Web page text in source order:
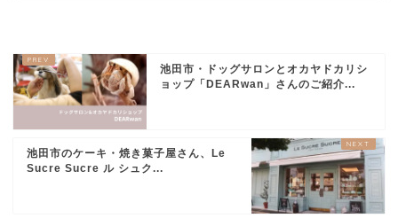
池田市・ドッグサロンとオカヤドカリシ
ョップ「DEARwan」さんのご紹介...
池田市のケーキ・焼き菓子屋さん、Le
Sucre Sucre ル シュク...